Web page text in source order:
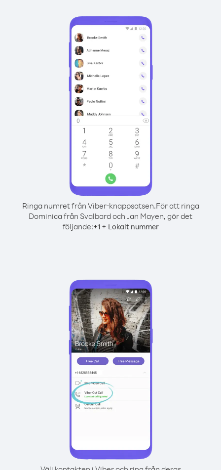
Ringa numret från Viber-knappsatsen.För att ringa
Dominica från Svalbard och Jan Mayen, gör det
följande:+1+ Lokalt nummer